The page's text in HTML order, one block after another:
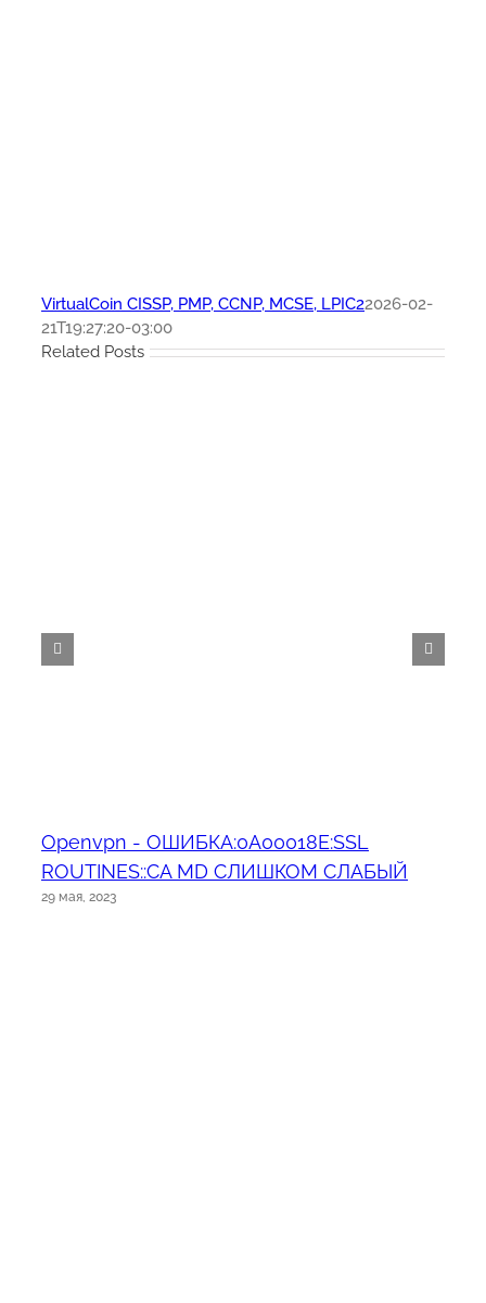
VirtualCoin CISSP, PMP, CCNP, MCSE, LPIC22026-02-
21T19:27:20-03:00
Related Posts
Openvpn - ОШИБКА:0A00018E:SSL
ROUTINES::CA MD СЛИШКОМ СЛАБЫЙ
29 мая, 2023